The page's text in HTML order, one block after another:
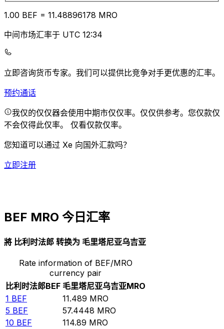
1.00 BEF = 11.48896178 MRO
中间市场汇率于 UTC 12:34
立即咨询货币专家。 我们可以提供比竞争对手更优惠的汇率。
预约通话
我仅的仅仅器会使用中期市仅仅率。仅仅供参考。您仅款仅
不会仅得此仅率。 仅看仅款仅率。
您知道可以通过 Xe 向国外汇款吗？
立即注册
BEF MRO 今日汇率
將 比利时法郎 转换为 毛里塔尼亚乌吉亚
Rate information of BEF/MRO
currency pair
比利时法郎BEF 毛里塔尼亚乌吉亚MRO
1 BEF 11.489 MRO
5 BEF 57.4448 MRO
10 BEF 114.89 MRO